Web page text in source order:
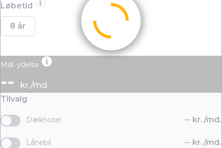
Løbetid
8 år
Mdl. ydelse
--
kr./md.
Tilvalg
Dækhotel -- kr./md.
Lånebil -- kr./md.